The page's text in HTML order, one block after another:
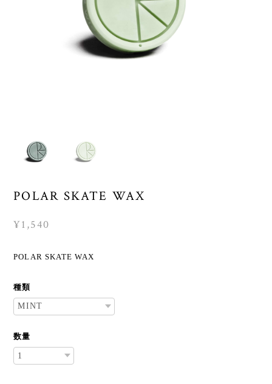
POLAR SKATE WAX
¥1,540
POLAR SKATE WAX
種類
数量